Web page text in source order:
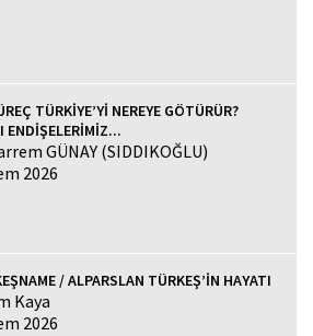
TÜRKİYE’Yİ NEREYE GÖTÜRÜR?
ENDİŞELERİMİZ...
GÜNAY (SIDDIKOĞLU)
2026
/ ALPARSLAN TÜRKEŞ’İN HAYATI
Kaya
2026